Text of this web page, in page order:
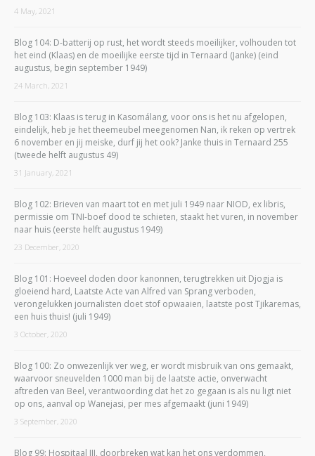
4 May, 2021
Blog 104: D-batterij op rust, het wordt steeds moeilijker, volhouden tot
het eind (Klaas) en de moeilijke eerste tijd in Ternaard (Janke) (eind
augustus, begin september 1949)
24 March, 2021
Blog 103: Klaas is terug in Kasomálang, voor ons is het nu afgelopen,
eindelijk, heb je het theemeubel meegenomen Nan, ik reken op vertrek
6 november en jij meiske, durf jij het ook? Janke thuis in Ternaard 255
(tweede helft augustus 49)
31 January, 2021
Blog 102: Brieven van maart tot en met juli 1949 naar NIOD, ex libris,
permissie om TNI-boef dood te schieten, staakt het vuren, in november
naar huis (eerste helft augustus 1949)
23 December, 2020
Blog 101: Hoeveel doden door kanonnen, terugtrekken uit Djogja is
gloeiend hard, Laatste Acte van Alfred van Sprang verboden,
verongelukken journalisten doet stof opwaaien, laatste post Tjikaremas,
een huis thuis! (juli 1949)
3 October, 2020
Blog 100: Zo onwezenlijk ver weg, er wordt misbruik van ons gemaakt,
waarvoor sneuvelden 1000 man bij de laatste actie, onverwacht
aftreden van Beel, verantwoording dat het zo gegaan is als nu ligt niet
op ons, aanval op Wanejasi, per mes afgemaakt (juni 1949)
3 September, 2020
Blog 99: Hospitaal III, doorbreken wat kan het ons verdommen,